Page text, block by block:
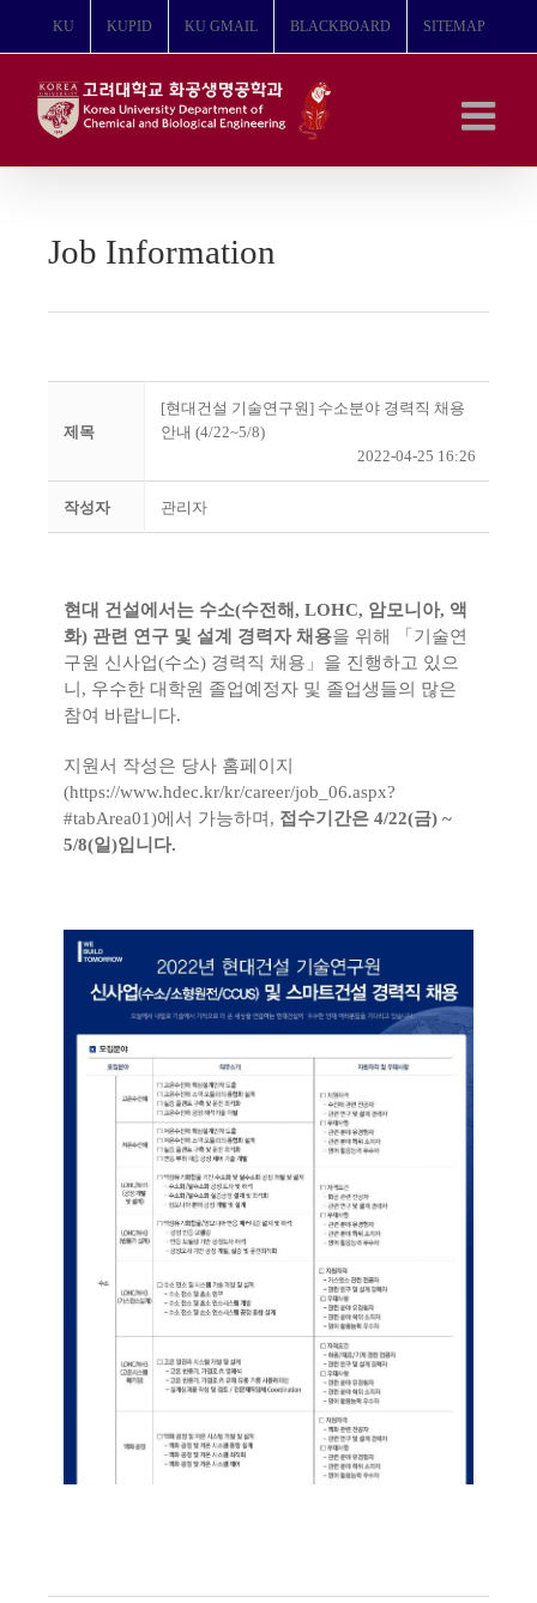
뛰
KU KUPID KU GMAIL BLACKBOARD SITEMAP
Job Information
제목
[현대건설 기술연구원] 수소분야 경력직 채용
안내 (4/22~5/8)
2022-04-25 16:26
작성자 관리자
현대 건설에서는 수소(수전해, LOHC, 암모니아, 액
화) 관련 연구 및 설계 경력자 채용을 위해 「기술연
구원 신사업(수소) 경력직 채용」을 진행하고 있으
니, 우수한 대학원 졸업예정자 및 졸업생들의 많은
참여 바랍니다.
지원서 작성은 당사 홈페이지
(https://www.hdec.kr/kr/career/job_06.aspx?
#tabArea01)에서 가능하며, 접수기간은 4/22(금) ~
5/8(일)입니다.